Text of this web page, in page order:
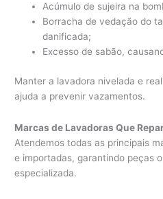
Acúmulo de sujeira na
Borracha de vedação do
danificada;
Excesso de sabão,
Manter a lavadora nivelada e
ajuda a prevenir vazamentos.
Marcas de Lavadoras Que
Atendemos todas as principais
e importadas, garantindo peças
especializada.